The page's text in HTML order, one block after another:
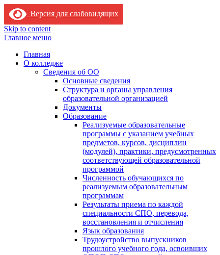
Версия для слабовидящих
Skip to content
Главное меню
Главная
О колледже
Сведения об ОО
Основные сведения
Структура и органы управления
образовательной организацией
Документы
Образование
Реализуемые образовательные
программы с указанием учебных
предметов, курсов, дисциплин
(модулей), практики, предусмотренных
соответствующей образовательной
программой
Численность обучающихся по
реализуемым образовательным
программам
Результаты приема по каждой
специальности СПО, перевода,
восстановления и отчисления
Язык образования
Трудоустройство выпускников
прошлого учебного года, освоивших